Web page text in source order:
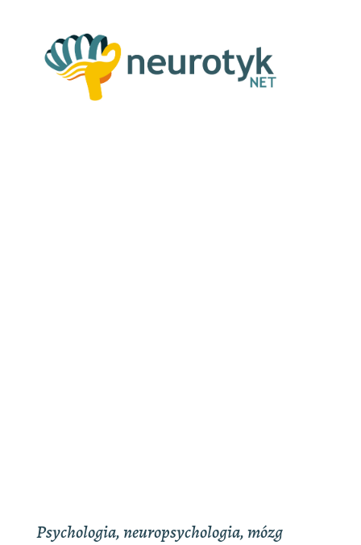
Psychologia, neuropsychologia, mózg